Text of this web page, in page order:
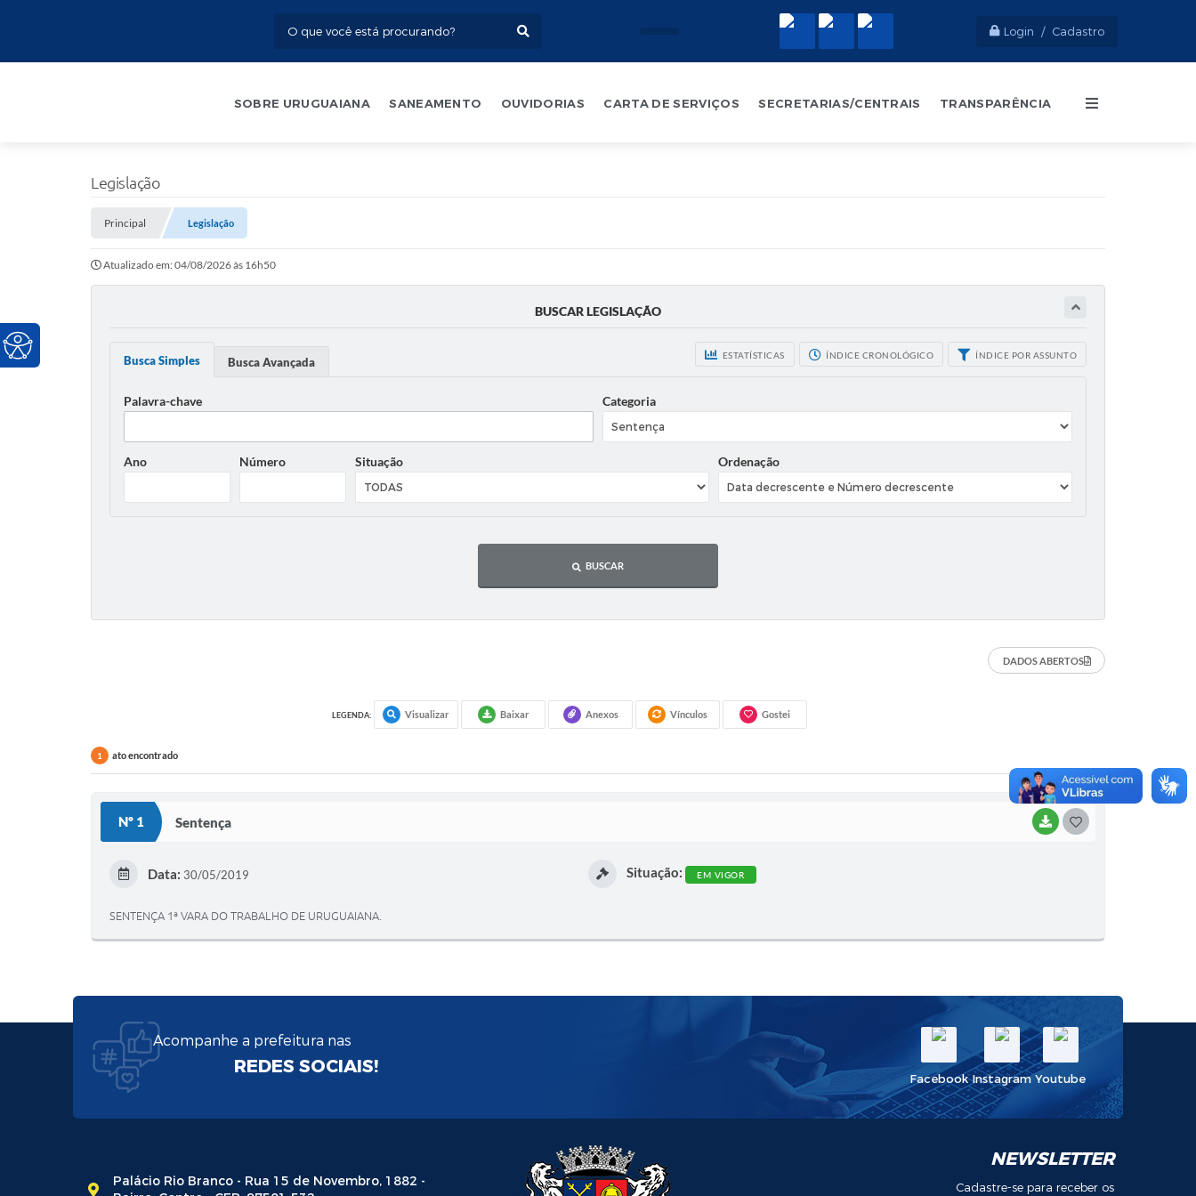
Login / Cadastro
SOBRE URUGUAIANA SANEAMENTO OUVIDORIAS CARTA DE SERVIÇOS SECRETARIAS/CENTRAIS TRANSPARÊNCIA
Legislação
Principal Legislação
Atualizado em: 04/08/2026 às 16h50
BUSCAR LEGISLAÇÃO
ESTATÍSTICAS ÍNDICE CRONOLÓGICO ÍNDICE POR ASSUNTO
Busca Simples Busca Avançada
Palavra-chave Categoria
Ano Número Situação Ordenação
BUSCAR
DADOS ABERTOS
LEGENDA: Visualizar Baixar Anexos Vínculos Gostei
1 ato encontrado
Nº 1 Sentença BAIXAR
Data: 30/05/2019 Situação: EM VIGOR
SENTENÇA 1ª VARA DO TRABALHO DE URUGUAIANA.
Acompanhe a prefeitura nas
REDES SOCIAIS!
Facebook Instagram Youtube
Palácio Rio Branco - Rua 15 de Novembro, 1882 -
NEWSLETTER
Cadastre-se para receber os